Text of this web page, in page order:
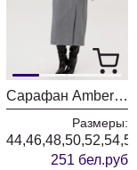
Сарафан Ambera style 1132-1
Размеры:
251 бел.руб